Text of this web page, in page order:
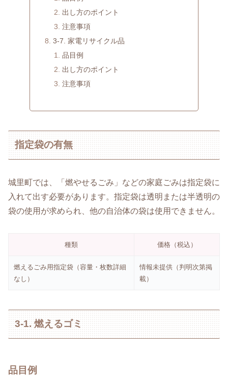
出し方のポイント
注意事項
3-7. 家電リサイクル品
品目例
出し方のポイント
注意事項
指定袋の有無
城里町では、「燃やせるごみ」などの家庭ごみは指定袋に
入れて出す必要があります。指定袋は透明または半透明の
袋の使用が求められ、他の自治体の袋は使用できません。
種類 価格（税込）
燃えるごみ用指定袋（容量・枚数詳細
なし）
情報未提供（判明次第掲
載）
3-1. 燃えるゴミ
品目例